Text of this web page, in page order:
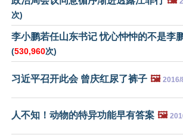
次)
李小鹏若任山东书记 忧心忡忡的不是李
(530,960次)
习近平召开此会 曾庆红尿了裤子 🖼️ 2016/
人不知！动物的特异功能早有答案 🖼️